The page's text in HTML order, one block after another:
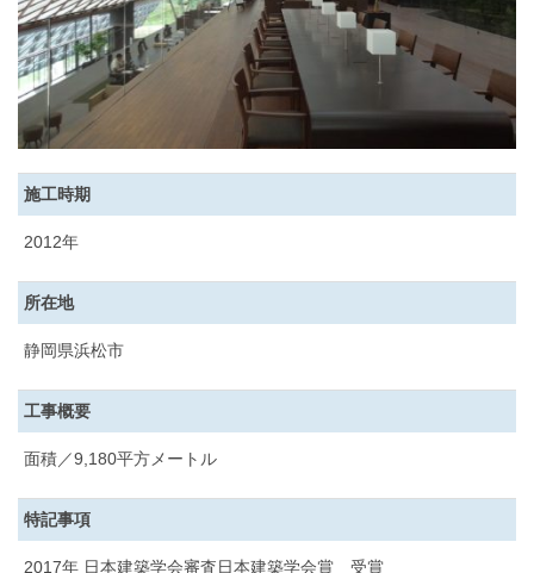
施工時期
2012年
所在地
静岡県浜松市
工事概要
面積／9,180平方メートル
特記事項
2017年 日本建築学会審査日本建築学会賞 受賞